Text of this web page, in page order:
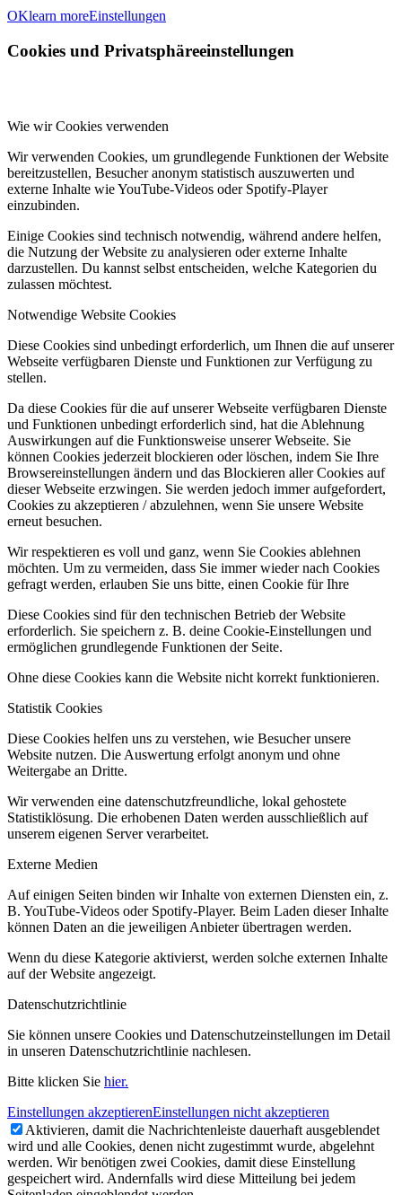
OKlearn moreEinstellungen
Cookies und Privatsphäreeinstellungen
Wie wir Cookies verwenden
Wir verwenden Cookies, um grundlegende Funktionen der Website
bereitzustellen, Besucher anonym statistisch auszuwerten und
externe Inhalte wie YouTube-Videos oder Spotify-Player
einzubinden.
Einige Cookies sind technisch notwendig, während andere helfen,
die Nutzung der Website zu analysieren oder externe Inhalte
darzustellen. Du kannst selbst entscheiden, welche Kategorien du
zulassen möchtest.
Notwendige Website Cookies
Diese Cookies sind unbedingt erforderlich, um Ihnen die auf unserer
Webseite verfügbaren Dienste und Funktionen zur Verfügung zu
stellen.
Da diese Cookies für die auf unserer Webseite verfügbaren Dienste
und Funktionen unbedingt erforderlich sind, hat die Ablehnung
Auswirkungen auf die Funktionsweise unserer Webseite. Sie
können Cookies jederzeit blockieren oder löschen, indem Sie Ihre
Browsereinstellungen ändern und das Blockieren aller Cookies auf
dieser Webseite erzwingen. Sie werden jedoch immer aufgefordert,
Cookies zu akzeptieren / abzulehnen, wenn Sie unsere Website
erneut besuchen.
Wir respektieren es voll und ganz, wenn Sie Cookies ablehnen
möchten. Um zu vermeiden, dass Sie immer wieder nach Cookies
gefragt werden, erlauben Sie uns bitte, einen Cookie für Ihre
Diese Cookies sind für den technischen Betrieb der Website
erforderlich. Sie speichern z. B. deine Cookie-Einstellungen und
ermöglichen grundlegende Funktionen der Seite.
Ohne diese Cookies kann die Website nicht korrekt funktionieren.
Statistik Cookies
Diese Cookies helfen uns zu verstehen, wie Besucher unsere
Website nutzen. Die Auswertung erfolgt anonym und ohne
Weitergabe an Dritte.
Wir verwenden eine datenschutzfreundliche, lokal gehostete
Statistiklösung. Die erhobenen Daten werden ausschließlich auf
unserem eigenen Server verarbeitet.
Externe Medien
Auf einigen Seiten binden wir Inhalte von externen Diensten ein, z.
B. YouTube-Videos oder Spotify-Player. Beim Laden dieser Inhalte
können Daten an die jeweiligen Anbieter übertragen werden.
Wenn du diese Kategorie aktivierst, werden solche externen Inhalte
auf der Website angezeigt.
Datenschutzrichtlinie
Sie können unsere Cookies und Datenschutzeinstellungen im Detail
in unseren Datenschutzrichtlinie nachlesen.
Bitte klicken Sie hier.
Einstellungen akzeptierenEinstellungen nicht akzeptieren
Aktivieren, damit die Nachrichtenleiste dauerhaft ausgeblendet
wird und alle Cookies, denen nicht zugestimmt wurde, abgelehnt
werden. Wir benötigen zwei Cookies, damit diese Einstellung
gespeichert wird. Andernfalls wird diese Mitteilung bei jedem